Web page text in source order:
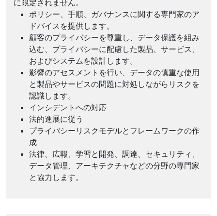
に限定されません。
ポリシー、手順、ガバナンスに関する専門家のア
ドバイスを提供します。
顧客のプライバシーを尊重し、データ保護を組み
込む、プライバシーに配慮した製品、サービス、
およびシステムを設計します。
影響のアセスメントを行い、データの慎重な使用
と製品やサービスの問題に対処しながらリスクを
認識します。
インシデントへの対応
法的進展に従う
プライバシーリスクモデルとフレームワークの作
成
法律、広報、学習と開発、調達、セキュリティ、
データ管理、アーキテクチャなどの分野の専門家
と協力します。